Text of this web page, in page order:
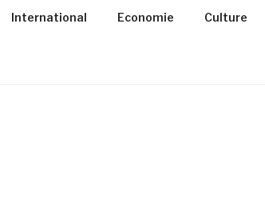
International Economie Culture